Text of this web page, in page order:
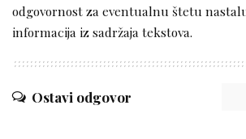
odgovornost za eventualnu štetu
informacija iz sadržaja tekstova.
Ostavi odgovor